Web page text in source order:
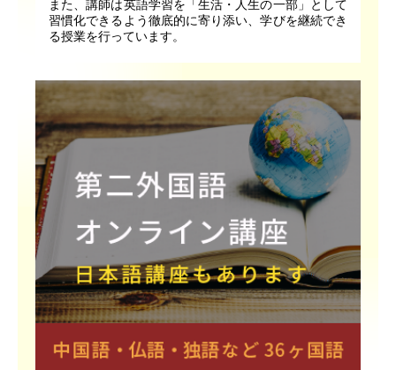
また、講師は英語学習を「生活・人生の一部」として
習慣化できるよう徹底的に寄り添い、学びを継続でき
る授業を行っています。